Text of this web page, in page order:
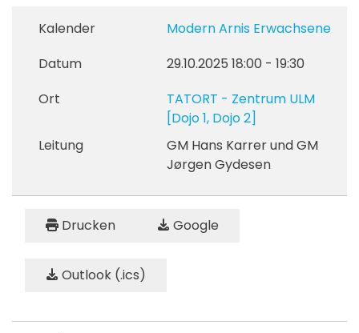
Kalender
Modern Arnis Erwachsene
Datum
29.10.2025 18:00 - 19:30
Ort
TATORT - Zentrum ULM
[Dojo 1, Dojo 2]
Leitung
GM Hans Karrer und GM
Jørgen Gydesen
Drucken Google
Outlook (.ics)